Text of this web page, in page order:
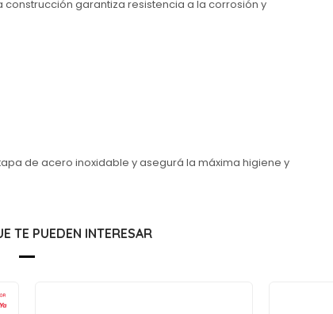
construcción garantiza resistencia a la corrosión y
de acero inoxidable y asegurá la máxima higiene y
TE PUEDEN INTERESAR